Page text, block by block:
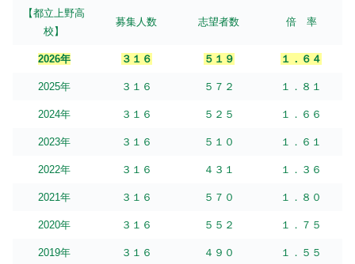
【都立上野高
校】
募集人数 志望者数 倍 率
2026年 ３１６ ５１９ １．６４
2025年 ３１６ ５７２ １．８１
2024年 ３１６ ５２５ １．６６
2023年 ３１６ ５１０ １．６１
2022年 ３１６ ４３１ １．３６
2021年 ３１６ ５７０ １．８０
2020年 ３１６ ５５２ １．７５
2019年 ３１６ ４９０ １．５５